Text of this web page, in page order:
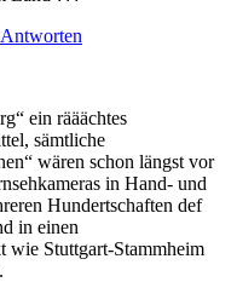
Antworten
ein rääächtes
sämtliche
wären schon längst vor
in Hand- und
Hundertschaften def
in einen
wie Stuttgart-Stammheim